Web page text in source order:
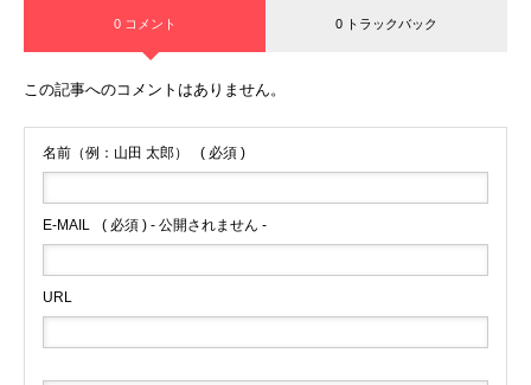
0 コメント 0 トラックバック
この記事へのコメントはありません。
名前（例：山田 太郎） ( 必須 )
E-MAIL ( 必須 ) - 公開されません -
URL